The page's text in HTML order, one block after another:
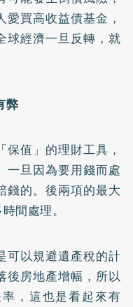
買高收益債基金，
球經濟一旦反轉，就
弊
值」的理財工具，
一旦因為要用錢而處
錢的。後兩項的最大
間處理。
可以規避遺產稅的計
後房地產增幅，所以
，這也是看起來有